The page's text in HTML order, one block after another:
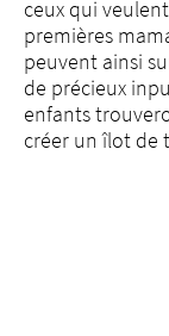
ceux qui
premières
peuvent ainsi
de précieux
enfants
créer un îlot de